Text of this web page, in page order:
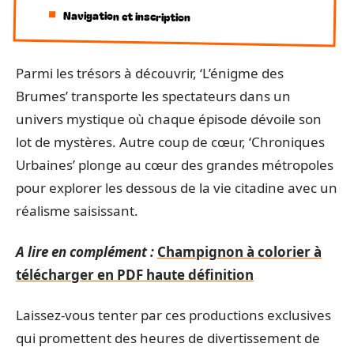
Navigation et inscription
Parmi les trésors à découvrir, ‘L’énigme des
Brumes’ transporte les spectateurs dans un
univers mystique où chaque épisode dévoile son
lot de mystères. Autre coup de cœur, ‘Chroniques
Urbaines’ plonge au cœur des grandes métropoles
pour explorer les dessous de la vie citadine avec un
réalisme saisissant.
A lire en complément : Champignon à colorier à
télécharger en PDF haute définition
Laissez-vous tenter par ces productions exclusives
qui promettent des heures de divertissement de